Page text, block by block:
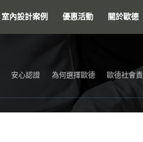
室內設計案例 優惠活動 關於歐德
搜尋
安心認證 為何選擇歐德 歐德社會